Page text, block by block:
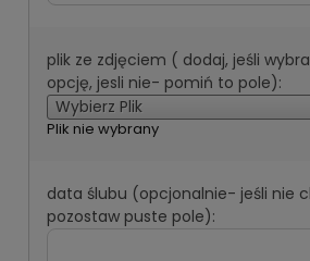
plik ze zdjęciem ( dodaj, jeśli
opcję, jesli nie- pomiń to pole):
Wybierz Plik
Plik nie wybrany
data ślubu (opcjonalnie- jeśli nie
pozostaw puste pole):